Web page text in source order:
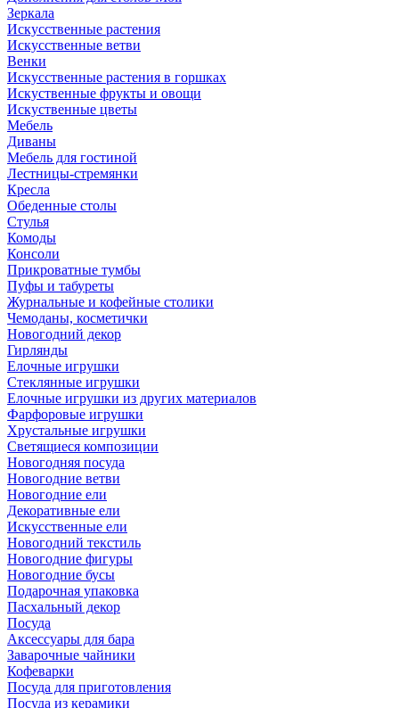
Зеркала
Искусственные растения
Искусственные ветви
Венки
Искусственные растения в горшках
Искуственные фрукты и овощи
Искуственные цветы
Мебель
Диваны
Мебель для гостиной
Лестницы-стремянки
Кресла
Обеденные столы
Стулья
Комоды
Консоли
Прикроватные тумбы
Пуфы и табуреты
Журнальные и кофейные столики
Чемоданы, косметички
Новогодний декор
Гирлянды
Елочные игрушки
Стеклянные игрушки
Елочные игрушки из других материалов
Фарфоровые игрушки
Хрустальные игрушки
Светящиеся композиции
Новогодняя посуда
Новогодние ветви
Новогодние ели
Декоративные ели
Искусственные ели
Новогодний текстиль
Новогодние фигуры
Новогодние бусы
Подарочная упаковка
Пасхальный декор
Посуда
Аксессуары для бара
Заварочные чайники
Кофеварки
Посуда для приготовления
Посуда из керамики